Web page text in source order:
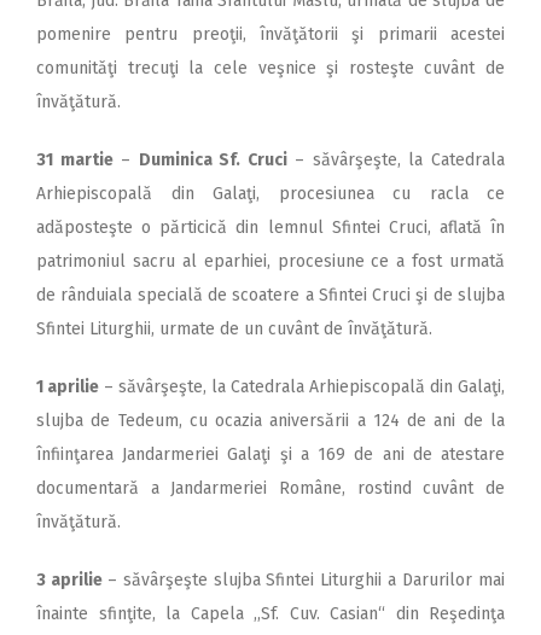
pomenire pentru preoţii, învăţătorii şi primarii acestei
comunităţi trecuţi la cele veşnice şi rosteşte cuvânt de
învăţătură.
31 martie– Duminica Sf. Cruci– săvârşeşte, la Catedrala
Arhiepiscopală din Galaţi, procesiunea cu racla ce
adăposteşte o părticică din lemnul Sfintei Cruci, aflată în
patrimoniul sacru al eparhiei, procesiune ce a fost urmată
de rânduiala specială de scoatere a Sfintei Cruci şi de slujba
Sfintei Liturghii, urmate de un cuvânt de învăţătură.
1 aprilie – săvârşeşte, la Catedrala Arhiepiscopală din Galaţi,
slujba de Tedeum, cu ocazia aniversării a 124 de ani de la
înfiinţarea Jandarmeriei Galaţi şi a 169 de ani de atestare
documentară a Jandarmeriei Române, rostind cuvânt de
învăţătură.
3 aprilie – săvârşeşte slujba Sfintei Liturghii a Darurilor mai
înainte sfinţite, la Capela ,,Sf. Cuv. Casian“ din Reşedinţa